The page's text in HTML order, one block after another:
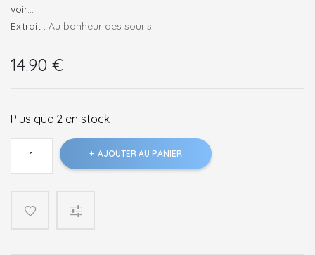
voir…
Extrait : Au bonheur des souris
14.90 €
Plus que 2 en stock
Célestine
AJOUTER AU PANIER